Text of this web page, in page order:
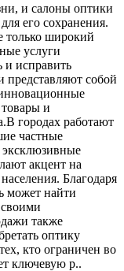
и салоны оптики
его сохранения.
только широкий
услуги
и исправить
представляют собой
и
городах работают
частные
акцент на
Благодаря
может найти
также
оптику
кто ограничен во
ключевую р..